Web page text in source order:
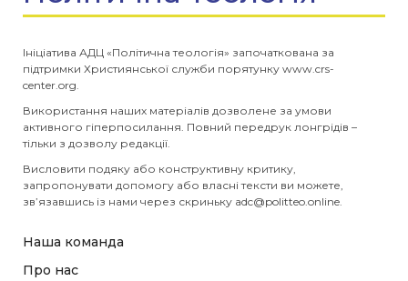
Ініціатива АДЦ «Політична теологія» започаткована за
підтримки Християнської служби порятунку www.crs-
center.org.
Використання наших матеріалів дозволене за умови
активного гіперпосилання. Повний передрук лонгрідів –
тільки з дозволу редакції.
Висловити подяку або конструктивну критику,
запропонувати допомогу або власні тексти ви можете,
зв’язавшись із нами через скриньку adc@politteo.online
Наша команда
Про нас